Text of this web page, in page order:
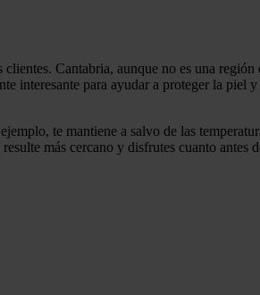
Cantabria, aunque no es una
interesante para ayudar a proteger la
te mantiene a salvo de las
más cercano y disfrutes cuanto antes